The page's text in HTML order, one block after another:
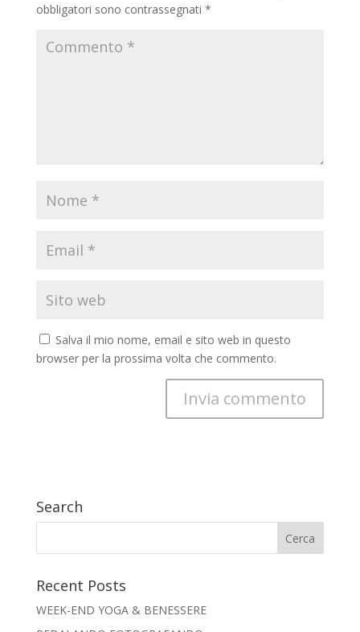
obbligatori sono contrassegnati *
Salva il mio nome, email e sito web in questo
browser per la prossima volta che commento.
Search
Recent Posts
WEEK-END YOGA & BENESSERE